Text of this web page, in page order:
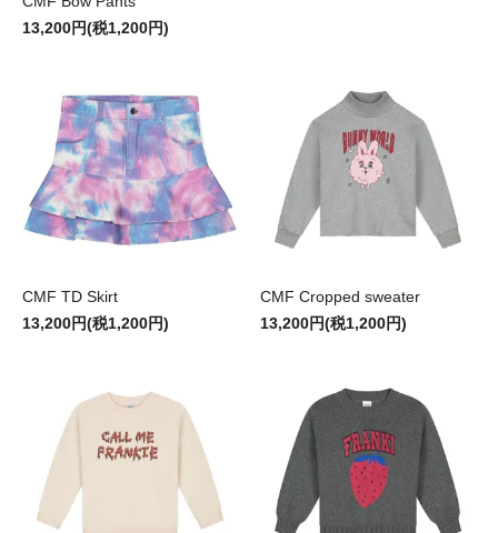
13,200円(税1,200円)
CMF TD Skirt
13,200円(税1,200円)
CMF Cropped sweater
13,200円(税1,200円)